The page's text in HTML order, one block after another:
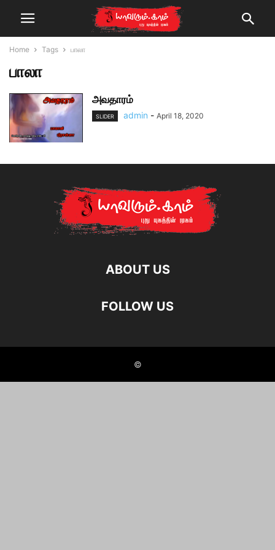
Home Tags பாலா
பாலா
அவதாரம்
SLIDER admin - April 18, 2020
ABOUT US
FOLLOW US
©